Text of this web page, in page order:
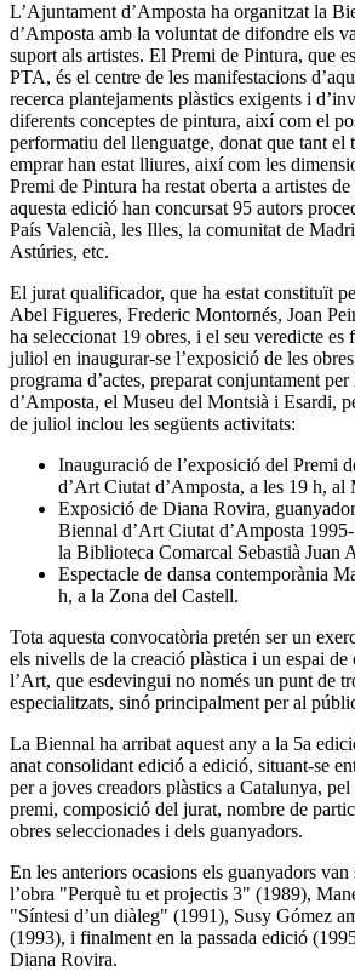
L’Ajuntament d’Amposta ha organitzat la
d’Amposta amb la voluntat de difondre els
suport als artistes. El Premi de Pintura, que
PTA, és el centre de les manifestacions
recerca plantejaments plàstics exigents i
diferents conceptes de pintura, així com el
performatiu del llenguatge, donat que tant el
emprar han estat lliures, així com les
Premi de Pintura ha restat oberta a artistes
aquesta edició han concursat 95 autors
País Valencià, les Illes, la comunitat de
Astúries, etc.
El jurat qualificador, que ha estat constituït
Abel Figueres, Frederic Montornés, Joan
ha seleccionat 19 obres, i el seu veredicte
juliol en inaugurar-se l’exposició de les
programa d’actes, preparat conjuntament
d’Amposta, el Museu del Montsià i Esardi,
de juliol inclou les següents activitats:
Inauguració de l’exposició del Premi
d’Art Ciutat d’Amposta, a les 19 h, al
Exposició de Diana Rovira,
Biennal d’Art Ciutat d’Amposta
la Biblioteca Comarcal Sebastià Juan
Espectacle de dansa contemporània
h, a la Zona del Castell.
Tota aquesta convocatòria pretén ser un
els nivells de la creació plàstica i un espai de
l’Art, que esdevingui no només un punt de
especialitzats, sinó principalment per al
La Biennal ha arribat aquest any a la 5a
anat consolidant edició a edició, situant-se
per a joves creadors plàstics a Catalunya,
premi, composició del jurat, nombre de
obres seleccionades i dels guanyadors.
En les anteriors ocasions els guanyadors
l’obra "Perquè tu et projectis 3" (1989),
"Síntesi d’un diàleg" (1991), Susy Gómez
(1993), i finalment en la passada edició
Diana Rovira.